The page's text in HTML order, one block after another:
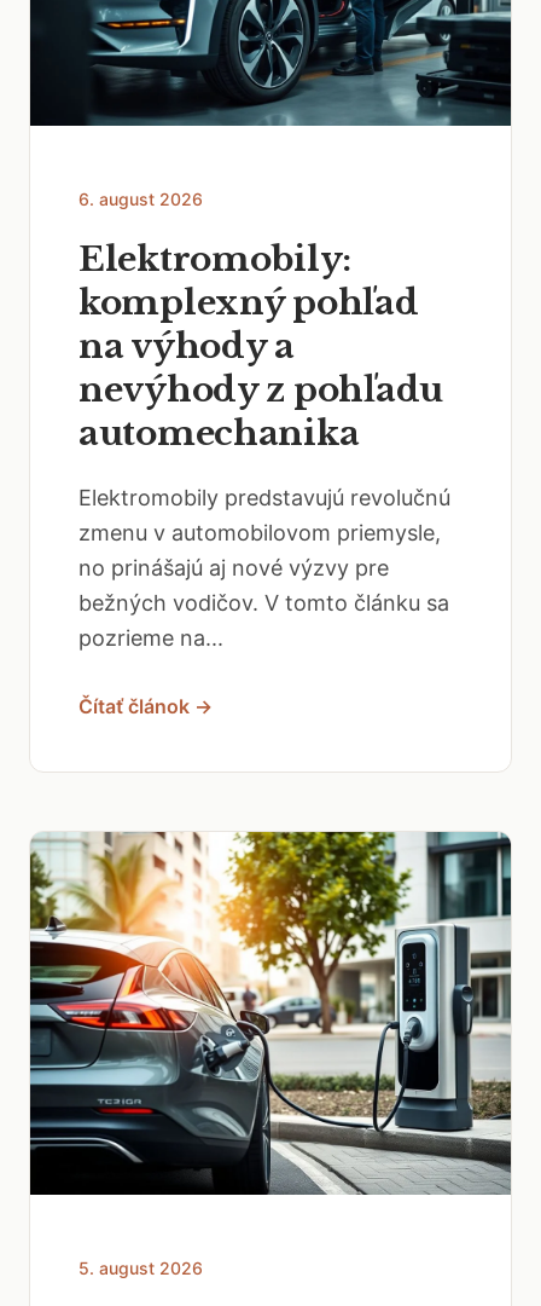
6. august 2026
Elektromobily:
komplexný pohľad
na výhody a
nevýhody z pohľadu
automechanika
Elektromobily predstavujú revolučnú
zmenu v automobilovom priemysle,
no prinášajú aj nové výzvy pre
bežných vodičov. V tomto článku sa
pozrieme na...
Čítať článok →
5. august 2026